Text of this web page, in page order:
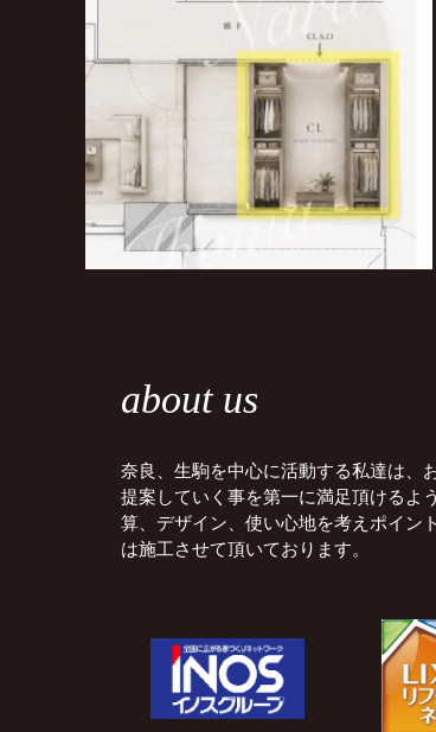
about us
奈良、生駒を中心に活動する私達は、
提案していく事を第一に満足頂けるよ
算、デザイン、使い心地を考えポイン
は施工させて頂いております。